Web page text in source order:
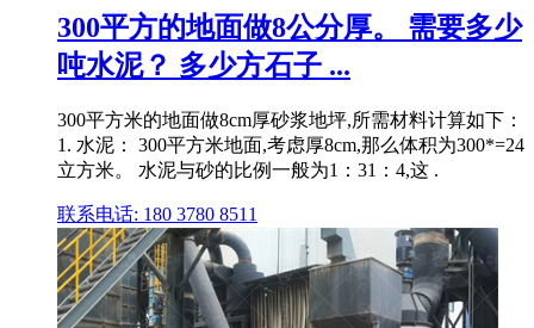
300平方的地面做8公分厚。 需要多少
吨水泥？ 多少方石子 ...
300平方米的地面做8cm厚砂浆地坪,所需材料计算如下：
1. 水泥： 300平方米地面,考虑厚8cm,那么体积为300*=24
立方米。 水泥与砂的比例一般为1：31：4,这 .
联系电话: 180 3780 8511